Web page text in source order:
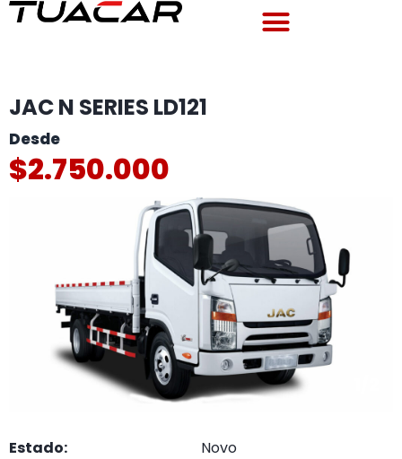
JAC N SERIES LD121
$2.750.000
Estado:
Novo